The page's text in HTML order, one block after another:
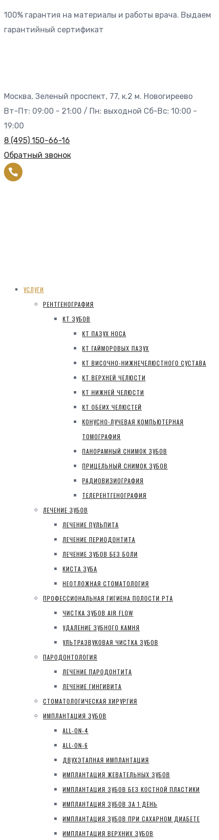
100% гарантия на материалы и работы врача. Выдаем
гарантийный сертификат
Москва, Зеленый проспект, 77, к.2 м. Новогиреево
Вт-Пт: 09:00 - 21:00 / Пн: выходной Сб-Вс: 10:00 -
19:00
8 (495) 150-66-16
Обратный звонок
УСЛУГИ
РЕНТГЕНОГРАФИЯ
КТ ЗУБОВ
КТ ПАЗУХ НОСА
КТ ГАЙМОРОВЫХ ПАЗУХ
КТ ВИСОЧНО-НИЖНЕЧЕЛЮСТНОГО СУСТАВА
КТ ВЕРХНЕЙ ЧЕЛЮСТИ
КТ НИЖНЕЙ ЧЕЛЮСТИ
КТ ОБЕИХ ЧЕЛЮСТЕЙ
КОНУСНО-ЛУЧЕВАЯ КОМПЬЮТЕРНАЯ
ТОМОГРАФИЯ
ПАНОРАМНЫЙ СНИМОК ЗУБОВ
ПРИЦЕЛЬНЫЙ СНИМОК ЗУБОВ
РАДИОВИЗИОГРАФИЯ
ТЕЛЕРЕНТГЕНОГРАФИЯ
ЛЕЧЕНИЕ ЗУБОВ
ЛЕЧЕНИЕ ПУЛЬПИТА
ЛЕЧЕНИЕ ПЕРИОДОНТИТА
ЛЕЧЕНИЕ ЗУБОВ БЕЗ БОЛИ
КИСТА ЗУБА
НЕОТЛОЖНАЯ СТОМАТОЛОГИЯ
ПРОФЕССИОНАЛЬНАЯ ГИГИЕНА ПОЛОСТИ РТА
ЧИСТКА ЗУБОВ AIR FLOW
УДАЛЕНИЕ ЗУБНОГО КАМНЯ
УЛЬТРАЗВУКОВАЯ ЧИСТКА ЗУБОВ
ПАРОДОНТОЛОГИЯ
ЛЕЧЕНИЕ ПАРОДОНТИТА
ЛЕЧЕНИЕ ГИНГИВИТА
СТОМАТОЛОГИЧЕСКАЯ ХИРУРГИЯ
ИМПЛАНТАЦИЯ ЗУБОВ
ALL-ON-4
ALL-ON-6
ДВУХЭТАПНАЯ ИМПЛАНТАЦИЯ
ИМПЛАНТАЦИЯ ЖЕВАТЕЛЬНЫХ ЗУБОВ
ИМПЛАНТАЦИЯ ЗУБОВ БЕЗ КОСТНОЙ ПЛАСТИКИ
ИМПЛАНТАЦИЯ ЗУБОВ ЗА 1 ДЕНЬ
ИМПЛАНТАЦИЯ ЗУБОВ ПРИ САХАРНОМ ДИАБЕТЕ
ИМПЛАНТАЦИЯ ВЕРХНИХ ЗУБОВ